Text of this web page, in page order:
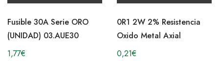
Fusible 30A Serie ORO
(UNIDAD) 03.AUE30
1,77€
0R1 2W 2% Resistencia
Oxido Metal Axial
0,21€